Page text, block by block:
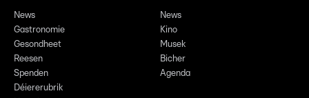
News
Gastronomie
Gesondheet
Reesen
Spenden
Déiererubrik
News
Kino
Musek
Bicher
Agenda